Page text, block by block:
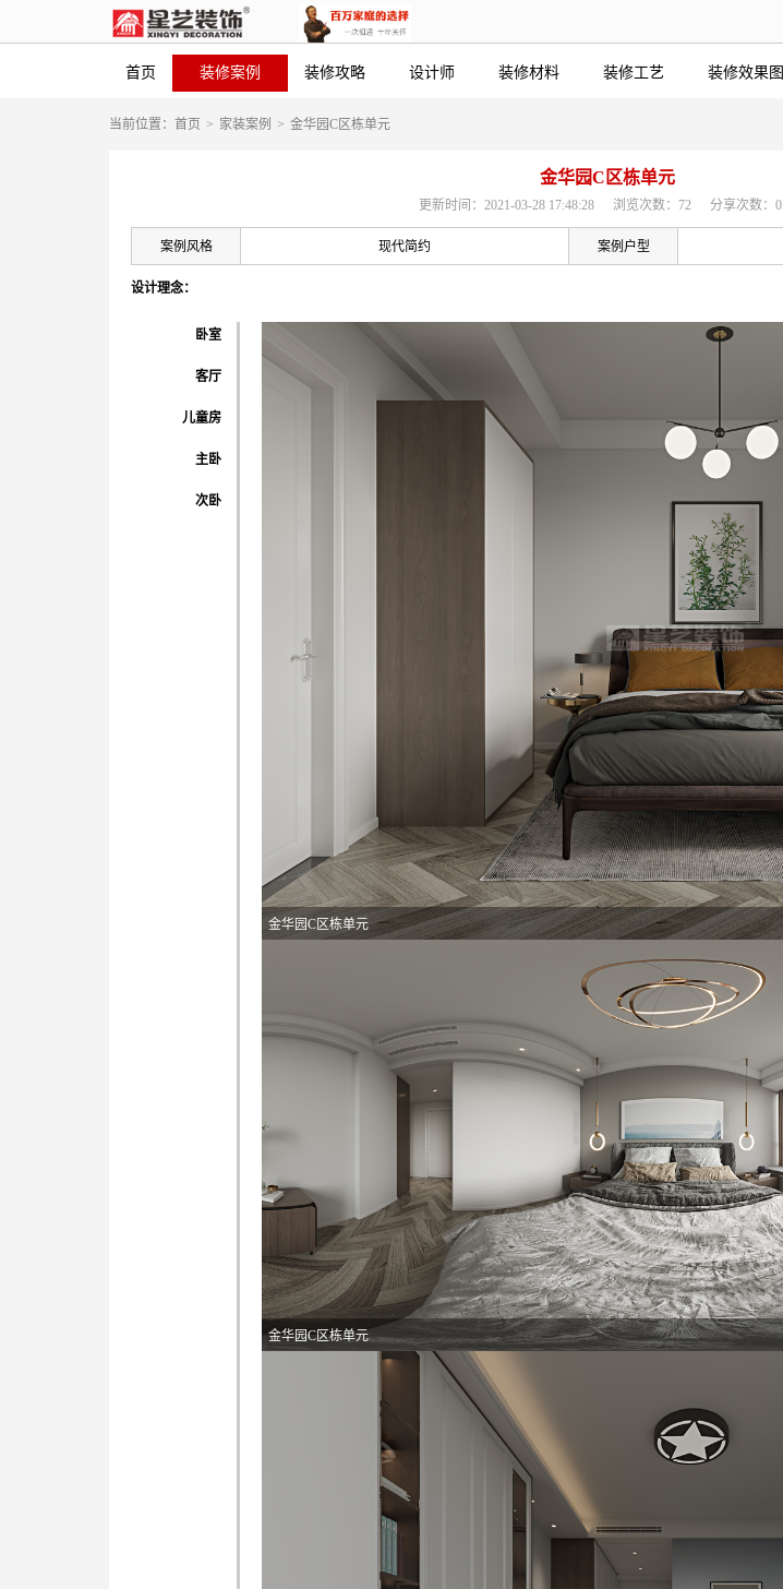
首页 装修案例 装修攻略 设计师 装修材料 装修工艺 装修效果图
当前位置： 首页 > 家装案例 > 金华园C区栋单元
金华园C区栋单元
更新时间：2021-03-28 17:48:28 浏览次数：72 分享次数：0
案例风格 现代简约 案例户型
设计理念：
卧室
客厅
儿童房
主卧
次卧
金华园C区栋单元
金华园C区栋单元